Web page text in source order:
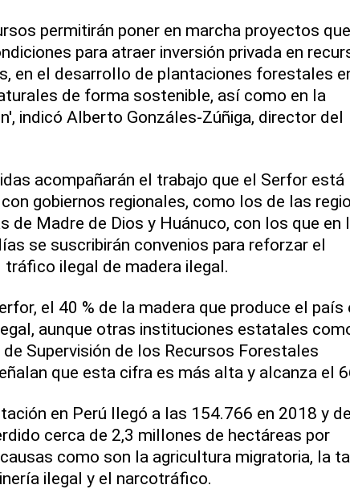
permitirán poner en marcha proyectos que
para atraer inversión privada en
en el desarrollo de plantaciones forestales
de forma sostenible, así como en la
indicó Alberto Gonzáles-Zúñiga, director del
acompañarán el trabajo que el Serfor está
gobiernos regionales, como los de las
de Madre de Dios y Huánuco, con los que en
se suscribirán convenios para reforzar el
ilegal de madera ilegal.
el 40 % de la madera que produce el país
aunque otras instituciones estatales
de Supervisión de los Recursos Forestales
que esta cifra es más alta y alcanza el
en Perú llegó a las 154.766 en 2018 y
cerca de 2,3 millones de hectáreas por
como son la agricultura migratoria, la
ilegal y el narcotráfico.